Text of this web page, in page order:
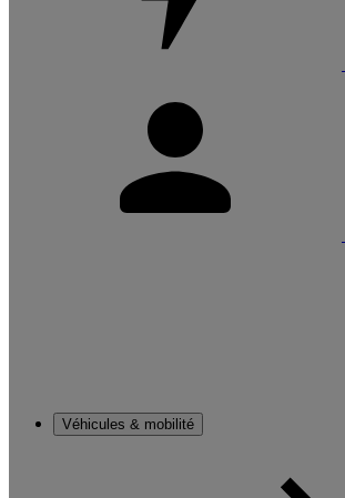
Véhicules & mobilité